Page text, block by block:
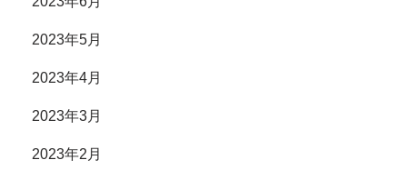
2023年5月
2023年4月
2023年3月
2023年2月